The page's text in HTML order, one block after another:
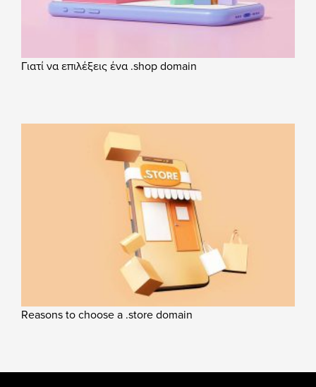
Γιατί να επιλέξεις ένα .shop domain
Reasons to choose a .store domain